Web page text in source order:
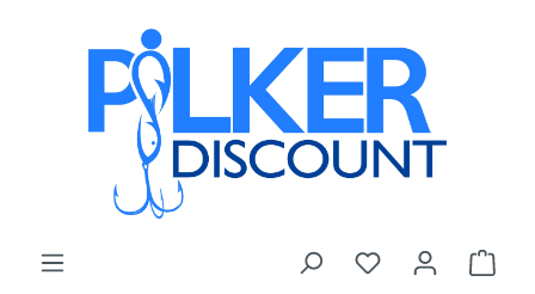
Zum Hauptinhalt springen
Du hast 0